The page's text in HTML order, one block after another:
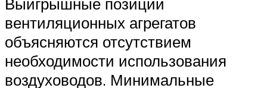
вентиляционных агрегатов
объясняются отсутствием
необходимости использования
воздуховодов. Минимальные